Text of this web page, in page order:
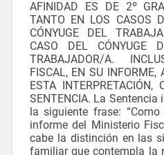
AFINIDAD ES DE 2º
TANTO EN LOS CASOS
CÓNYUGE DEL
CASO DEL CÓNYUGE
TRABAJADOR/A.
FISCAL, EN SU INFORME,
ESTA INTERPRETACIÓN,
SENTENCIA. La
la siguiente frase:
informe del Ministerio
cabe la distinción en las
familiar que contempla la